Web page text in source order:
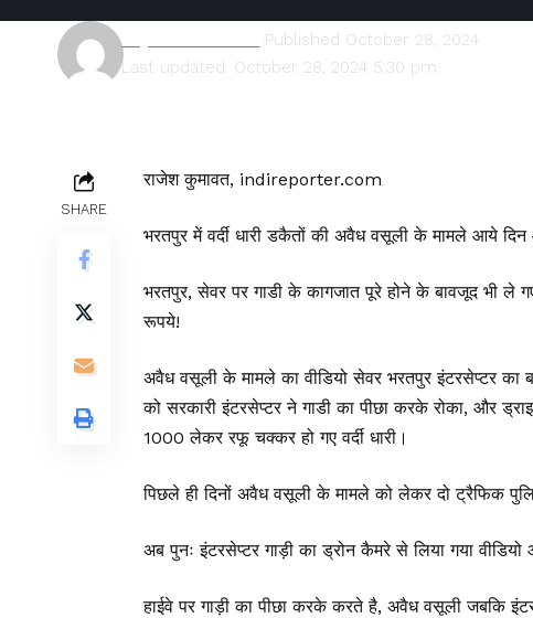
Last updated: October 28, 2024 5:30 pm
Rajesh Kumawat Published October 28, 2024
SHARE
राजेश कुमावत, indireporter.com
भरतपुर में वर्दी धारी डकैतों की अवैध वसूली के मामले आये
भरतपुर, सेवर पर गाडी के कागजात पूरे होने के बावजूद भी ले
रूपये!
अवैध वसूली के मामले का वीडियो सेवर भरतपुर इंटरसेप्टर का
को सरकारी इंटरसेप्टर ने गाडी का पीछा करके रोका, और
₹1000 लेकर रफू चक्कर हो गए वर्दी धारी।
पिछले ही दिनों अवैध वसूली के मामले को लेकर दो ट्रैफिक
अब पुनः इंटरसेप्टर गाड़ी का ड्रोन कैमरे से लिया गया
हाईवे पर गाड़ी का पीछा करके करते है, अवैध वसूली जबकि